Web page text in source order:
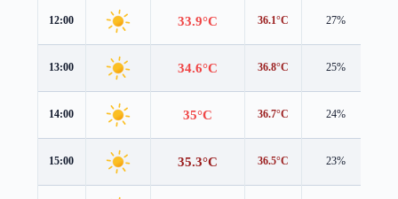
12:00 33.9°C 36.1°C 27%
13:00 34.6°C 36.8°C 25%
14:00 35°C 36.7°C 24%
15:00 35.3°C 36.5°C 23%